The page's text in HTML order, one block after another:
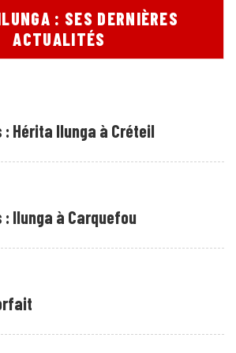
: SES DERNIÈRES
ACTUALITÉS
: Hérita Ilunga à Créteil
Ilunga à Carquefou